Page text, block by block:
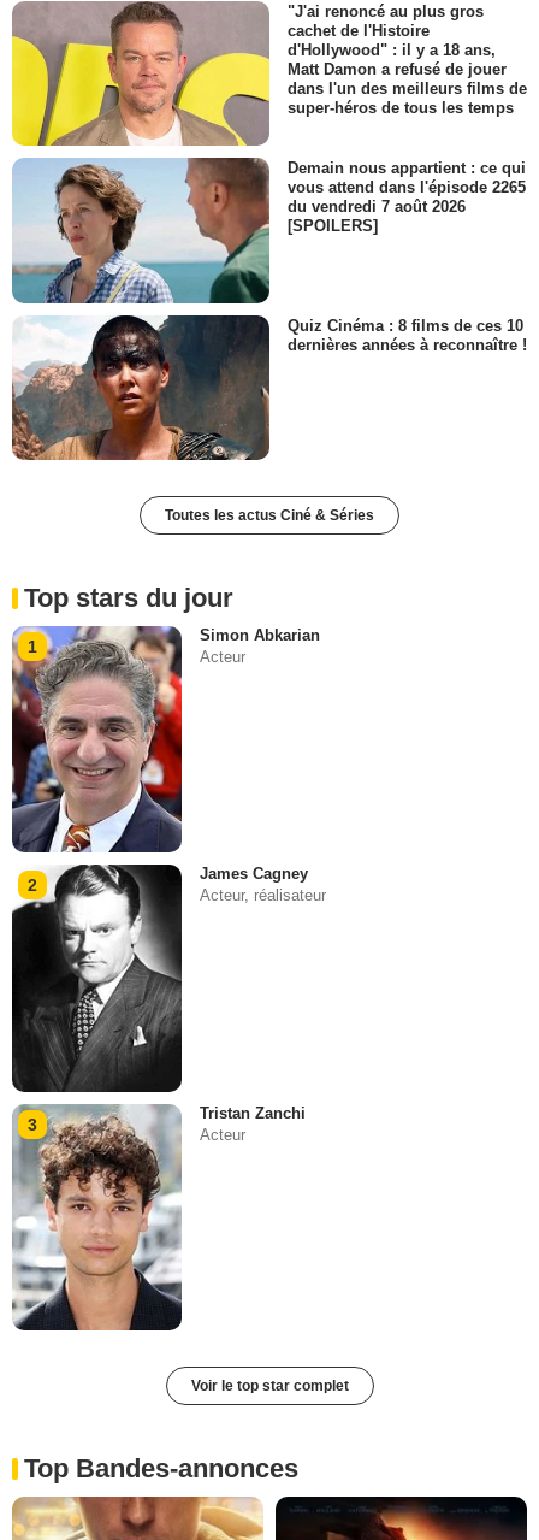
"J'ai renoncé au plus gros
cachet de l'Histoire
d'Hollywood" : il y a 18 ans,
Matt Damon a refusé de jouer
dans l'un des meilleurs films de
super-héros de tous les temps
Demain nous appartient : ce qui
vous attend dans l'épisode 2265
du vendredi 7 août 2026
[SPOILERS]
Quiz Cinéma : 8 films de ces 10
dernières années à reconnaître !
Toutes les actus Ciné & Séries
Top stars du jour
1
Simon Abkarian
Acteur
2
James Cagney
Acteur, réalisateur
3
Tristan Zanchi
Acteur
Voir le top star complet
Top Bandes-annonces